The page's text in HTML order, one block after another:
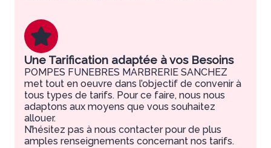
Une Tarification adaptée à vos Besoins
POMPES FUNEBRES MARBRERIE SANCHEZ
met tout en oeuvre dans l’objectif de convenir à
tous types de tarifs. Pour ce faire, nous nous
adaptons aux moyens que vous souhaitez
allouer.
N’hésitez pas à nous contacter pour de plus
amples renseignements concernant nos tarifs.